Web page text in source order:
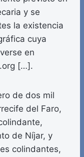
y se
la existencia
cuya
en
[…].
de dos mil
del Faro,
de Níjar, y
colindantes,